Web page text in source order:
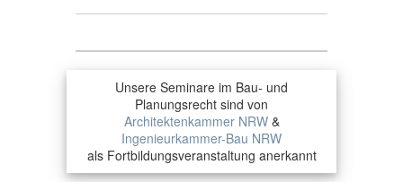
Unsere Seminare im Bau- und
Planungsrecht sind von
Architektenkammer NRW&
Ingenieurkammer-Bau NRW
als Fortbildungsveranstaltung anerkannt